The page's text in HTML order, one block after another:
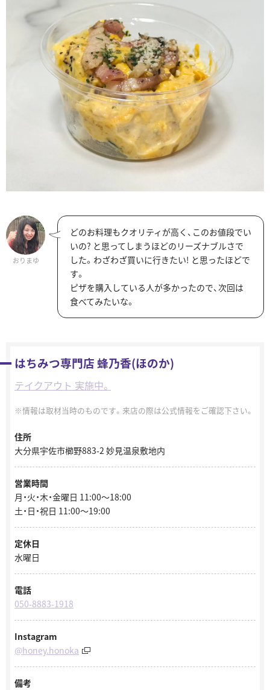
おりまゆ
どのお料理もクオリティが高く、このお値段でい
いの? と思ってしまうほどのリーズナブルさで
した。わざわざ買いに行きたい! と思ったほどで
す。
ピザを購入している人が多かったので、次回は
食べてみたいな。
はちみつ専門店 蜂乃香(ほのか)
テイクアウト 実施中。
情報は取材当時のものです。来店の際は公式情報をご確認下さい。
住所
大分県宇佐市櫛野883-2 妙見温泉敷地内
営業時間
月・火・木・金曜日 11:00～18:00
土・日・祝日 11:00～19:00
定休日
水曜日
電話
050-8883-1918
Instagram
@honey.honoka
備考